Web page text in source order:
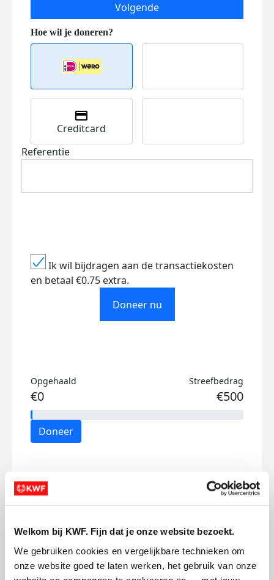
Welkom bij KWF. Fijn dat je onze website bezoekt.
We gebruiken cookies en vergelijkbare technieken om
onze website goed te laten werken, het gebruik van onze
Volgende
Creditcard
Referentie
Ik wil bijdragen aan de transactiekosten
en betaal €0.75 extra.
Doneer nu
Opgehaald
€0
Streefbedrag
€500
Doneer
Mijn activiteiten volgen
10